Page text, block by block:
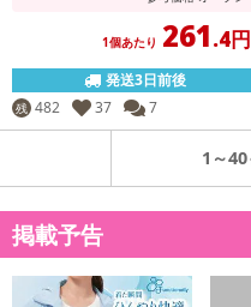
1個あたり 261.4円
発送3日前後
残 482 37 7
1～40
掲載予告